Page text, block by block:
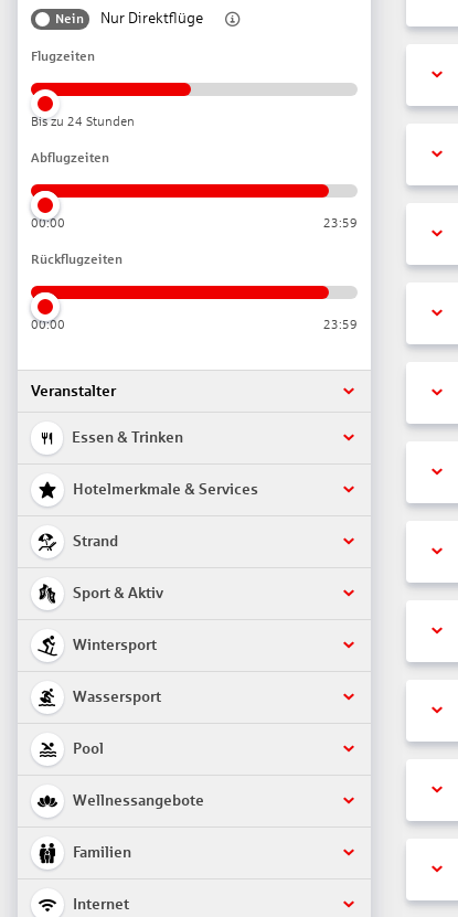
Nein Nur Direktflüge
Flugzeiten
Bis zu 24 Stunden
Abflugzeiten
00:00 23:59
Rückflugzeiten
00:00 23:59
Veranstalter
Essen & Trinken
Hotelmerkmale & Services
Strand
Sport & Aktiv
Wintersport
Wassersport
Pool
Wellnessangebote
Familien
Internet